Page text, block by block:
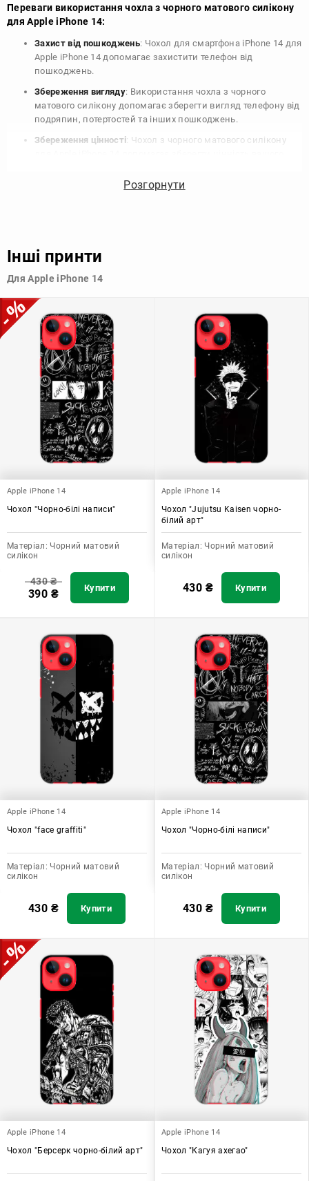
Переваги використання чохла з чорного матового силікону
для Apple iPhone 14:
Захист від пошкоджень: Чохол для смартфона iPhone 14 для
Apple iPhone 14 допомагає захистити телефон від
пошкоджень.
Збереження вигляду: Використання чохла з чорного
матового силікону допомагає зберегти вигляд телефону від
подряпин, потертостей та інших пошкоджень.
Збереження цінності: Чохол з чорного матового силікону
продати свій пристрій в майбутньому.
Узагалі, чохол для телефону - це дуже корисний аксесуар, який
допомагає захистити ваш пристрій, зберегти його цінність і
Розгорнути
Інші принти
Для Apple iPhone 14
Apple iPhone 14
Чохол "Чорно-білі написи"
Матеріал: Чорний матовий
силікон
430₴
390 ₴ Купити
Apple iPhone 14
Чохол "Jujutsu Kaisen чорно-
білий арт"
Матеріал: Чорний матовий
силікон
430 ₴ Купити
Apple iPhone 14
Чохол "face graffiti"
Матеріал: Чорний матовий
силікон
430 ₴ Купити
Apple iPhone 14
Чохол "Чорно-білі написи"
Матеріал: Чорний матовий
силікон
430 ₴ Купити
Apple iPhone 14
Чохол "Берсерк чорно-білий арт"
Apple iPhone 14
Чохол "Кагуя ахегао"